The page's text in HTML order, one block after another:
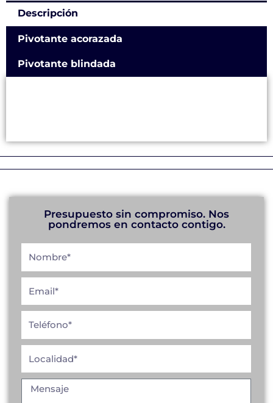
Descripción
Pivotante acorazada
Pivotante blindada
Presupuesto sin compromiso. Nos
pondremos en contacto contigo.